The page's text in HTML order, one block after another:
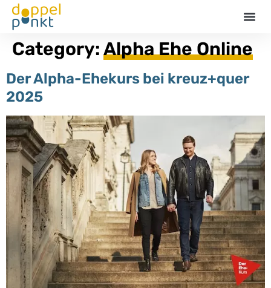
Category:Alpha Ehe Online
Der Alpha-Ehekurs bei kreuz+quer
2025